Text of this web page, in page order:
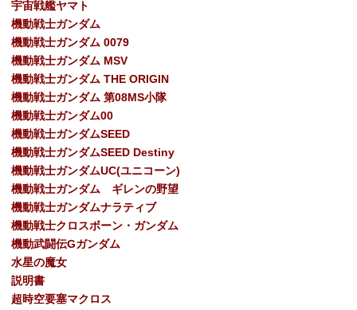
宇宙戦艦ヤマト
機動戦士ガンダム
機動戦士ガンダム 0079
機動戦士ガンダム MSV
機動戦士ガンダム THE ORIGIN
機動戦士ガンダム 第08MS小隊
機動戦士ガンダム00
機動戦士ガンダムSEED
機動戦士ガンダムSEED Destiny
機動戦士ガンダムUC(ユニコーン)
機動戦士ガンダム ギレンの野望
機動戦士ガンダムナラティブ
機動戦士クロスボーン・ガンダム
機動武闘伝Gガンダム
水星の魔女
説明書
超時空要塞マクロス